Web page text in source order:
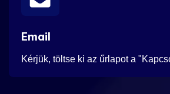
Email
Kérjük, töltse ki az űrlapot a